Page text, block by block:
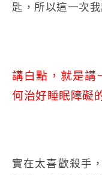
匙，所以這一次我
講白點，就是講
何治好睡眠障礙
實在太喜歡殺手